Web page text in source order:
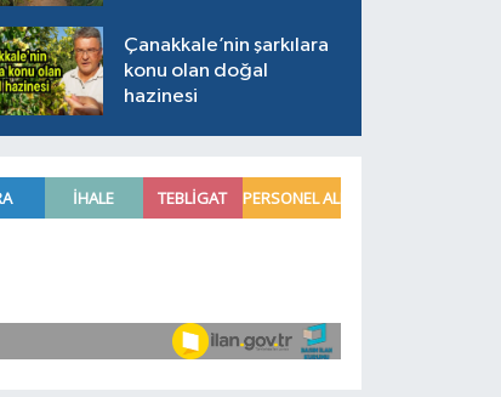
Çanakkale’nin şarkılara
konu olan doğal
hazinesi